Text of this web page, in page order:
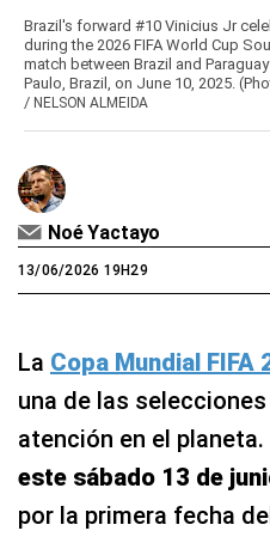
Brazil's forward #10 Vinicius Jr
during the 2026 FIFA World Cup
match between Brazil and
Paulo, Brazil, on June 10, 2025.
/ NELSON ALMEIDA
Noé Yactayo
13/06/2026 19H29
La Copa Mundial FIFA
una de las
atención en el planeta.
este sábado 13 de
por la primera fecha